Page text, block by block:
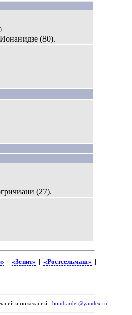
(80).
(27).
| «Зенит» | «Ростсельмаш» |
и пожеланий - bombarder@yandex.ru